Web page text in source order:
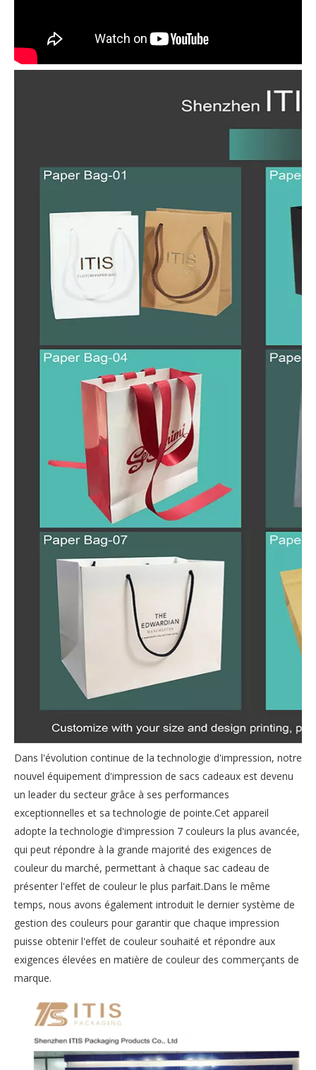
Dans l'évolution continue de la technologie d'impression, notre
nouvel équipement d'impression de sacs cadeaux est devenu
un leader du secteur grâce à ses performances
exceptionnelles et sa technologie de pointe.Cet appareil
adopte la technologie d'impression 7 couleurs la plus avancée,
qui peut répondre à la grande majorité des exigences de
couleur du marché, permettant à chaque sac cadeau de
présenter l'effet de couleur le plus parfait.Dans le même
temps, nous avons également introduit le dernier système de
gestion des couleurs pour garantir que chaque impression
puisse obtenir l'effet de couleur souhaité et répondre aux
exigences élevées en matière de couleur des commerçants de
marque.